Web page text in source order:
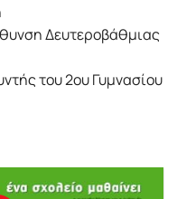
Δευτεροβάθμιας
του 2ου Γυμνασίου